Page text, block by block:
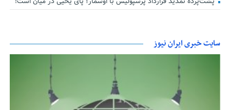
سایت خبری ایران نیوز